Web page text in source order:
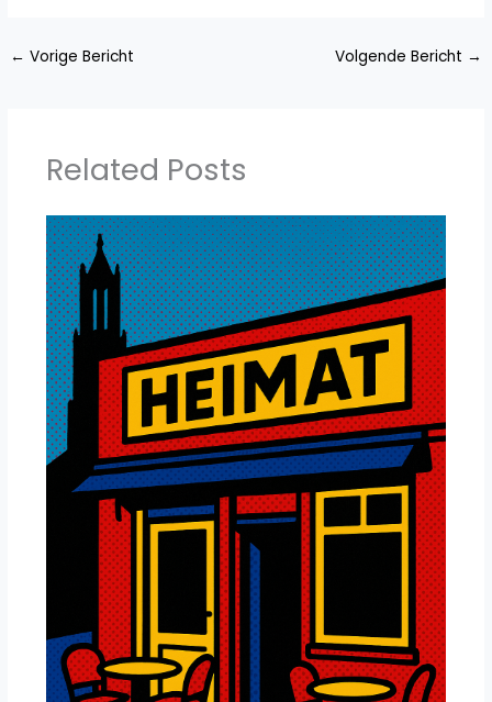
← Vorige Bericht Volgende Bericht →
Related Posts